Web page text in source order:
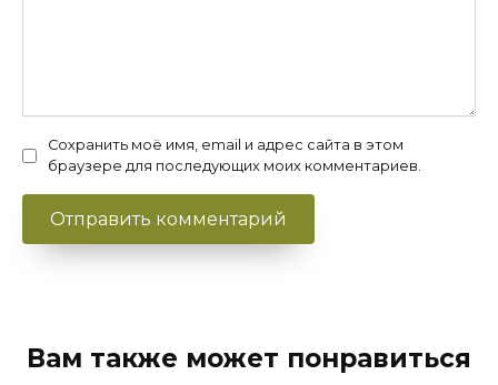
Сохранить моё имя, email и адрес сайта в этом
браузере для последующих моих комментариев.
Вам также может понравиться